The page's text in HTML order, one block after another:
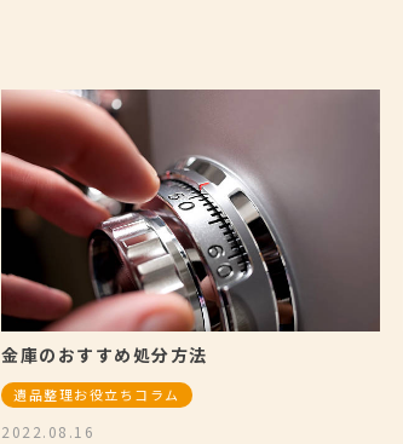
金庫のおすすめ処分方法
遺品整理お役立ちコラム
2022.08.16